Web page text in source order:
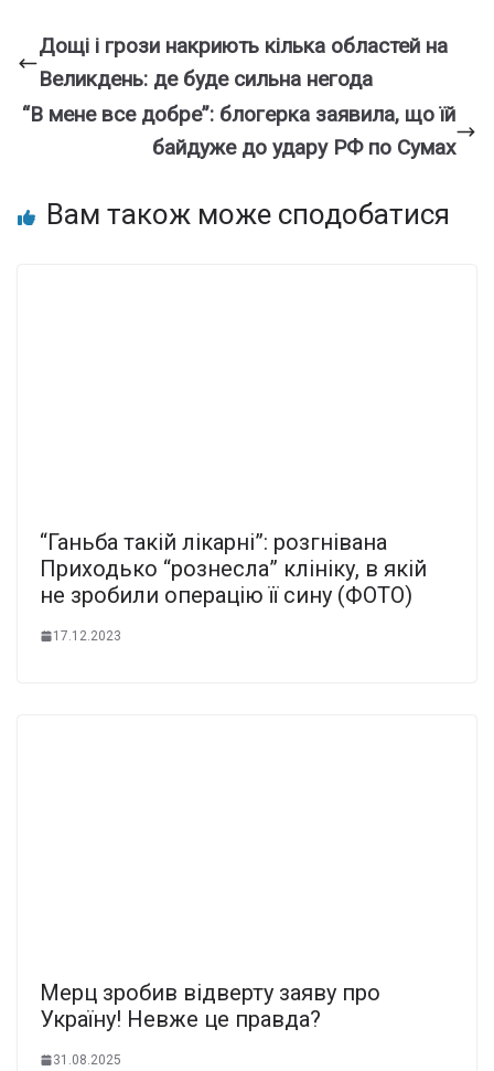
Дощі і грози накриють кілька областей на
Великдень: де буде сильна негода
“В мене все добре”: блогерка заявила, що їй
байдуже до удaру РФ по Сумах
Вам також може сподобатися
“Ганьба такій лікарні”: розгнівана
Приходько “рознесла” клініку, в якій
не зробили операцію її сину (ФОТО)
17.12.2023
Меpц зробив відвeрту зaяву про
Укpаїну! Нeвже це пpавда?
31.08.2025